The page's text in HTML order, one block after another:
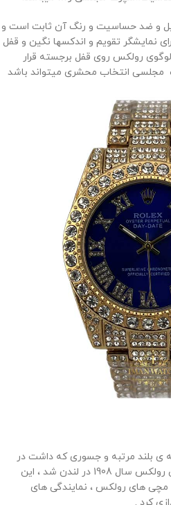
و ضد حساسیت و رنگ آن ثابت است و
نمایشگر تقویم و اندکسها نگین و قفل
رولکس روی قفل برجسته قرار
مجلسی انتخاب محشری میتواند باشد
بلند مرتبه و جسوری که داشت در
سن 24 سالگی ، بنیان گذار کمپانی رولکس سال 1908 در لندن شد ، این
های رولکس ، نمایندگی های